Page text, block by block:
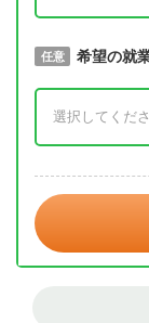
必須 取得予定
任意 希望の就